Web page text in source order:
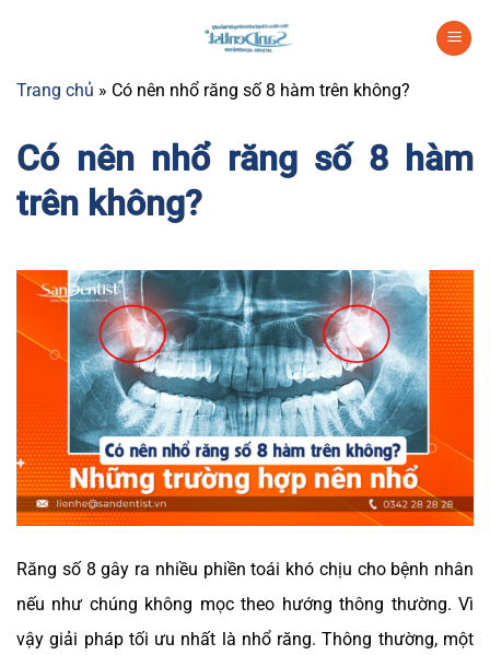
dungTrang chủ » Có nên nhổ răng số 8 hàm trên không?
Có nên nhổ răng số 8 hàm
trên không?
Răng số 8 gây ra nhiều phiền toái khó chịu cho bệnh nhân
nếu như chúng không mọc theo hướng thông thường. Vì
vậy giải pháp tối ưu nhất là nhổ răng. Thông thường, một